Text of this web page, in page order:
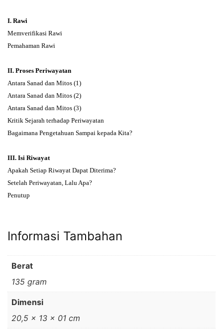
I. Rawi
Memverifikasi Rawi
Pemahaman Rawi
II. Proses Periwayatan
Antara Sanad dan Mitos (1)
Antara Sanad dan Mitos (2)
Antara Sanad dan Mitos (3)
Kritik Sejarah terhadap Periwayatan
Bagaimana Pengetahuan Sampai kepada Kita?
III. Isi Riwayat
Apakah Setiap Riwayat Dapat Diterima?
Setelah Periwayatan, Lalu Apa?
Penutup
Informasi Tambahan
Berat
135 gram
Dimensi
20,5 × 13 × 01 cm